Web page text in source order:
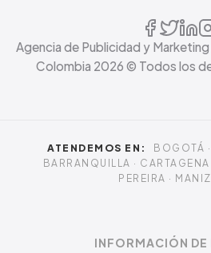
Agencia de Publicidad y
Colombia 2026 © Todos los
ATENDEMOS EN:
BOGOTÁ
BARRANQUILLA ·
PEREIRA ·
INFORMACIÓN DE